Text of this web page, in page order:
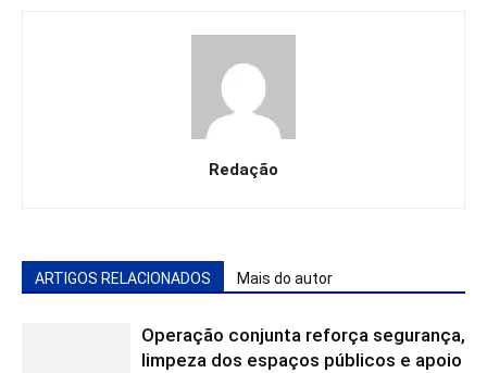
Redação
ARTIGOS RELACIONADOS Mais do autor
Operação conjunta reforça segurança,
limpeza dos espaços públicos e apoio